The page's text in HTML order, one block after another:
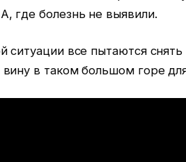
где болезнь не выявили.
ситуации все пытаются
в таком большом горе